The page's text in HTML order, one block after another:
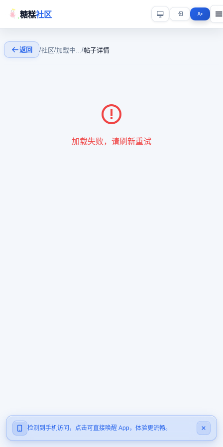
糖糕社区
检测到手机访问，点击可直接唤醒 App，体验更流畅。
返回 /社区/加载中.../帖子详情
加载失败，请刷新重试